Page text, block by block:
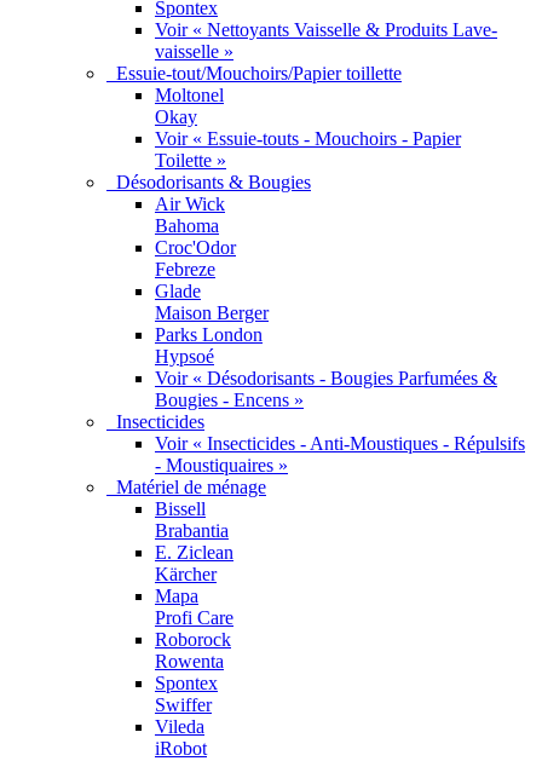
Spontex
Voir « Nettoyants Vaisselle & Produits Lave-
vaisselle »
Essuie-tout/Mouchoirs/Papier toillette
Moltonel
Okay
Voir « Essuie-touts - Mouchoirs - Papier
Toilette »
Désodorisants & Bougies
Air Wick
Bahoma
Croc'Odor
Febreze
Glade
Maison Berger
Parks London
Hypsoé
Voir « Désodorisants - Bougies Parfumées &
Bougies - Encens »
Insecticides
Voir « Insecticides - Anti-Moustiques - Répulsifs
- Moustiquaires »
Matériel de ménage
Bissell
Brabantia
E. Ziclean
Kärcher
Mapa
Profi Care
Roborock
Rowenta
Spontex
Swiffer
Vileda
iRobot